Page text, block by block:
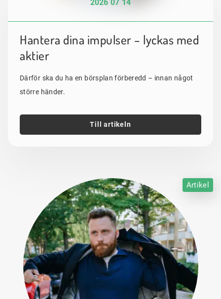
2026 07 14
Hantera dina impulser – lyckas med
aktier
Därför ska du ha en börsplan förberedd – innan något
större händer.
Till artikeln
Artikel